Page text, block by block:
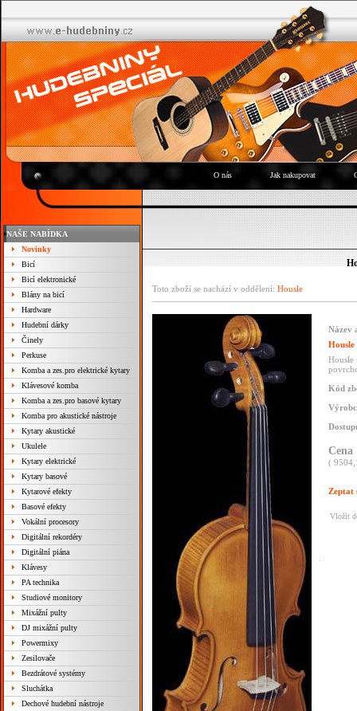
O nás Jak nakupovat
NAŠE NABÍDKA
Novinky
Bicí
Bicí elektronické
Blány na bicí
Hardware
Hudební dárky
Činely
Perkuse
Komba a zes.pro elektrické kytary
Klávesové komba
Komba a zes.pro basové kytary
Komba pro akustické nástroje
Kytary akustické
Ukulele
Kytary elektrické
Kytary basové
Kytarové efekty
Basové efekty
Vokální procesory
Digitální rekordéry
Digitální piána
Klávesy
PA technika
Studiové monitory
Mixážní pulty
DJ mixážní pulty
Powermixy
Zesilovače
Bezdrátové systémy
Sluchátka
Dechové hudební nástroje
Toto zboží se nachází v oddělení: Housle
Název
Housle
Kód
Cena
(
Zeptat
Vložit